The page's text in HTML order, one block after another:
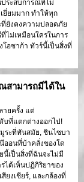
ประสบการณ์ที่ไม่
เยี่ยมมาก ทำให้ทุก
ยังคงความปลอดภัย
ไม่เหมือนใครในการ
อซาก้า ทัวร์นี้เป็นสิ่งที่
สามารถมีได้ใน
ายครั้ง แต่
บที่แตกต่างออกไป!
ระที่ทันสมัย, ชินไซบา
ออนที่บ้าคลั่งของโด
นี้เป็นสิ่งที่ฉันจะไม่มี
ได้เห็นปฏิกิริยาของ
งเชียร์, และกล้องที่